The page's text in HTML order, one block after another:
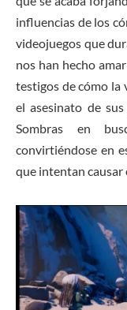
influencias de los
videojuegos que
nos han hecho
testigos de cómo la
el asesinato de
Sombras en
convirtiéndose en
que intentan causar